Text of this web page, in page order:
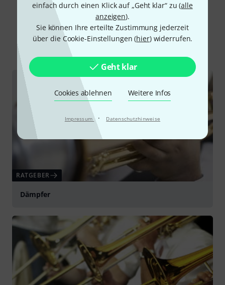
einfach durch einen Klick auf „Geht klar“ zu (alle
anzeigen).
Sie können Ihre erteilte Zustimmung jederzeit
über die Cookie-Einstellungen (hier) widerrufen.
Geht klar
Cookies ablehnen Weitere Infos
Impressum · Datenschutzhinweise
Schon gewusst?
Ratgeber
RATGEBER
Dämpfer